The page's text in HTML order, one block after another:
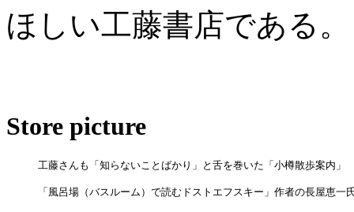
ほしい工藤書店である。
Store picture
工藤さんも「知らないことばかり」と舌を巻いた「小樽散歩案内」
「風呂場（バスルーム）で読むドストエフスキー」作者の長屋恵一